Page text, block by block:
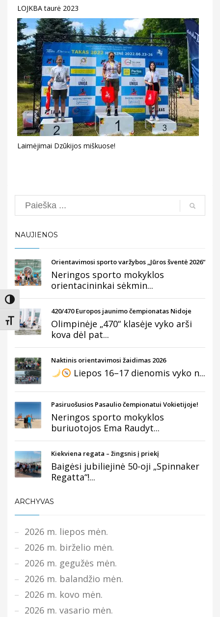
Įjungti didesnį kontrastą
Keisti teksto dydį
LOJKBA taurė 2023
Laimėjimai Dzūkijos miškuose!
Search
NAUJIENOS
Orientavimosi sporto varžybos „Jūros šventė 2026“
Neringos sporto mokyklos
orientacininkai sėkmin...
420/470 Europos jaunimo čempionatas Nidoje
Olimpinėje „470“ klasėje vyko arši
kova dėl pat...
Naktinis orientavimosi žaidimas 2026
Liepos 16–17 dienomis vyko n...
Pasiruošusios Pasaulio čempionatui Vokietijoje!
Neringos sporto mokyklos
buriuotojos Ema Raudyt...
Kiekviena regata – žingsnis į priekį
Baigėsi jubiliejinė 50-oji „Spinnaker
Regatta“!...
ARCHYVAS
2026 m. liepos mėn.
2026 m. birželio mėn.
2026 m. gegužės mėn.
2026 m. balandžio mėn.
2026 m. kovo mėn.
2026 m. vasario mėn.